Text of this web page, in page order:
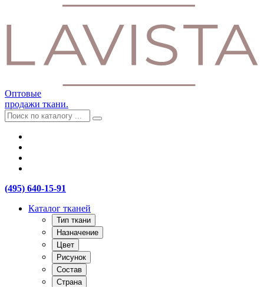
Оптовые
продажи ткани.
(495) 640-15-91
Каталог тканей
Тип ткани
Назначение
Цвет
Рисунок
Состав
Страна